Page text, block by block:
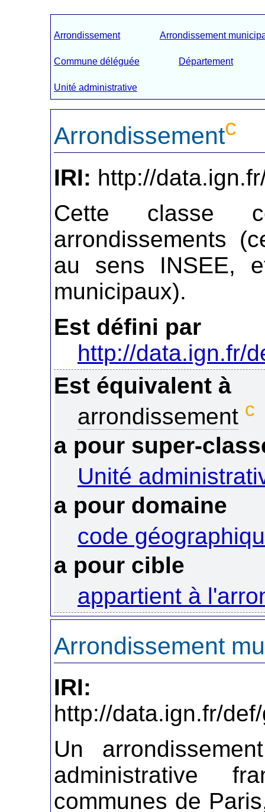
Arrondissement Arrondissement
Commune déléguée Département
Unité administrative
Arrondissementc
IRI: http://
Cette classe
arrondissements
au sens INSEE,
municipaux).
Est défini par
http://data.ign.fr/
Est équivalent à
arrondissement c
a pour super-
Unité
a pour domaine
code
a pour cible
appartient à
Arrondissement
IRI:
http://data.ign.fr/
Un
administrative
communes de